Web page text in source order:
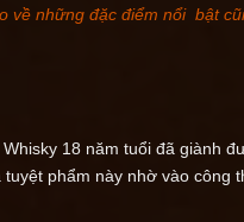
về những đặc điểm nổi bật
18 năm tuổi đã giành
phẩm này nhờ vào công